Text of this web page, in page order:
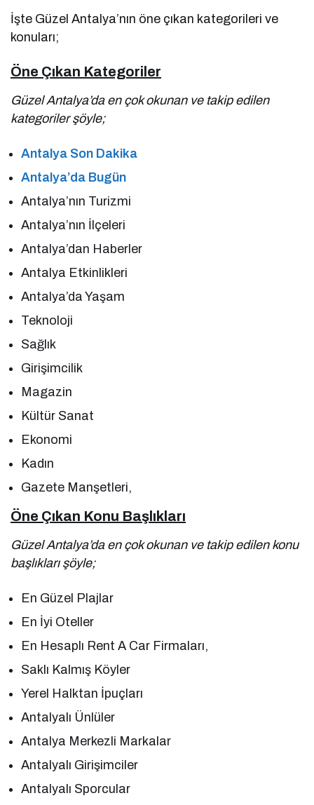
İşte Güzel Antalya’nın öne çıkan kategorileri ve
konuları;
Öne Çıkan Kategoriler
Güzel Antalya’da en çok okunan ve takip edilen
kategoriler şöyle;
Antalya Son Dakika
Antalya’da Bugün
Antalya’nın Turizmi
Antalya’nın İlçeleri
Antalya’dan Haberler
Antalya Etkinlikleri
Antalya’da Yaşam
Teknoloji
Sağlık
Girişimcilik
Magazin
Kültür Sanat
Ekonomi
Kadın
Gazete Manşetleri,
Öne Çıkan Konu Başlıkları
Güzel Antalya’da en çok okunan ve takip edilen konu
başlıkları şöyle;
En Güzel Plajlar
En İyi Oteller
En Hesaplı Rent A Car Firmaları,
Saklı Kalmış Köyler
Yerel Halktan İpuçları
Antalyalı Ünlüler
Antalya Merkezli Markalar
Antalyalı Girişimciler
Antalyalı Sporcular